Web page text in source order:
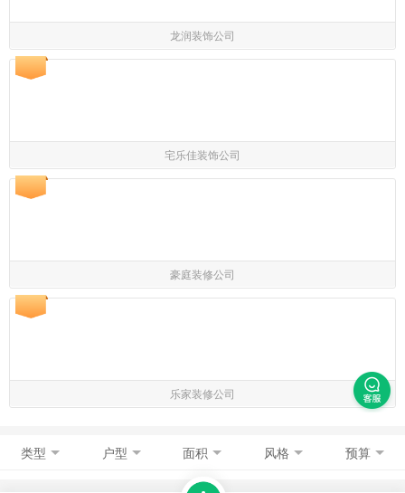
龙润装饰公司
宅乐佳装饰公司
豪庭装修公司
乐家装修公司
类型 户型 面积 风格 预算